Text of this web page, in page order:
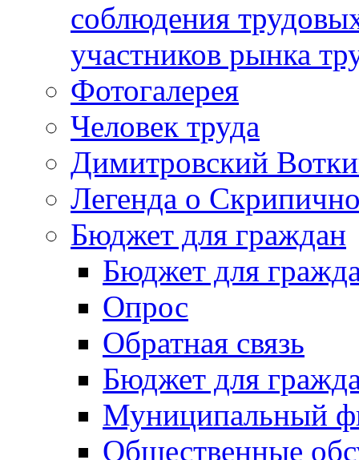
соблюдения
участников рынка
Фотогалерея
Человек труда
Димитровский
Легенда о
Бюджет для граждан
Бюджет для
Опрос
Обратная связь
Бюджет для
Муниципальный
Общественные